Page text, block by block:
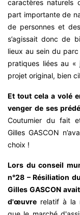
caractères naturels
part importante de
de personnes et
s’agissait donc de
lieux au sein du
pratiques liées au «
projet original, bien
Et tout cela a volé
venger de ses
Coutumier du fait
Gilles GASCON
choix !
Lors du conseil
n°28 – Résiliation
Gilles GASCON
d'œuvre relatif à la